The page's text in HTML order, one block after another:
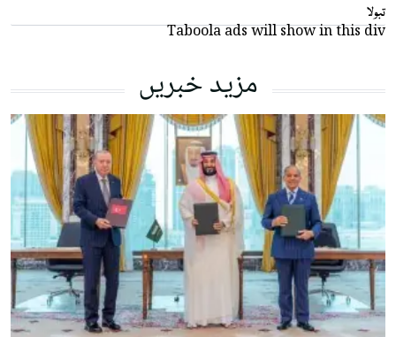
تبولا
Taboola ads will show in this div
مزید خبریں